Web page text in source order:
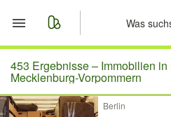
Start
Merkliste
453 Ergebnisse – Immobilien
Mecklenburg-Vorpommern
Berlin